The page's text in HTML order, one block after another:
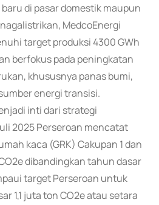
di pasar domestik maupun
MedcoEnergi
target produksi 4300 GWh
berfokus pada peningkatan
khususnya panas bumi,
energi transisi.
inti dari strategi
2025 Perseroan mencatat
kaca (GRK) Cakupan 1 dan
dibandingkan tahun dasar
target Perseroan untuk
1,1 juta ton CO2e atau setara